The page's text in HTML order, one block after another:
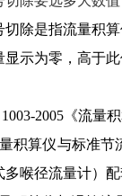
除是指流量积算
示为零，高于
2005《流量
流量积算仪与标准
喉径流量计）配套